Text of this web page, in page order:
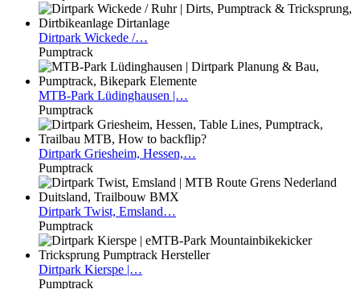
Dirtpark Wickede /…
Pumptrack
MTB-Park Lüdinghausen |…
Pumptrack
Dirtpark Griesheim, Hessen,…
Pumptrack
Dirtpark Twist, Emsland…
Pumptrack
Dirtpark Kierspe |…
Pumptrack